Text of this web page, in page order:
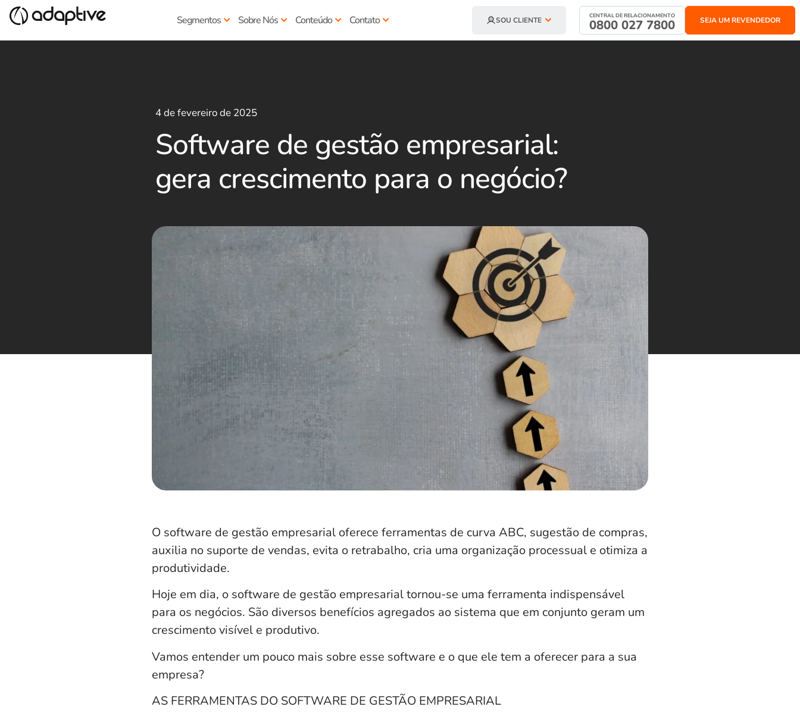
Segmentos Sobre Nós Conteúdo Contato SOU CLIENTE CENTRAL DE RELACIONAMENTO
0800 027 7800 SEJA UM REVENDEDOR
4 de fevereiro de 2025
Software de gestão empresarial:
gera crescimento para o negócio?
O software de gestão empresarial oferece ferramentas de curva ABC, sugestão de compras,
auxilia no suporte de vendas, evita o retrabalho, cria uma organização processual e otimiza a
produtividade.
Hoje em dia, osoftware de gestão empresarialtornou-se uma ferramenta indispensável
para os negócios. São diversos benefícios agregados ao sistema que em conjunto geram um
crescimento visível e produtivo.
Vamos entender um pouco mais sobre esse software e o que ele tem a oferecer para a sua
empresa?
AS FERRAMENTAS DO SOFTWARE DE GESTÃO EMPRESARIAL